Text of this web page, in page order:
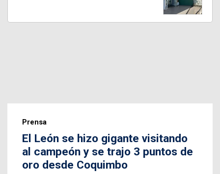
Prensa
El León se hizo gigante visitando
al campeón y se trajo 3 puntos de
oro desde Coquimbo